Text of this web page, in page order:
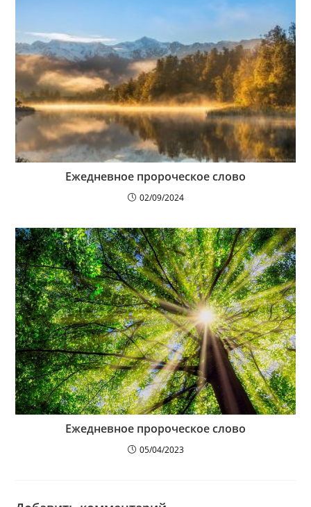
Ежедневное пророческое слово
02/09/2024
Ежедневное пророческое слово
05/04/2023